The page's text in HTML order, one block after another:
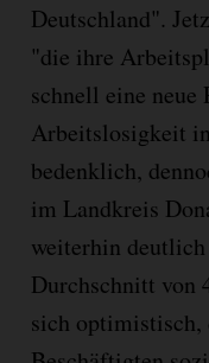
Deutschland".
"die ihre
schnell eine neue
Arbeitslosigkeit
bedenklich,
im Landkreis
weiterhin
Durchschnitt von
sich optimistisch,